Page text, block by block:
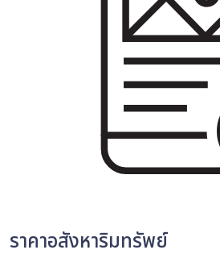
ราคาอสังหาริมทรัพย์